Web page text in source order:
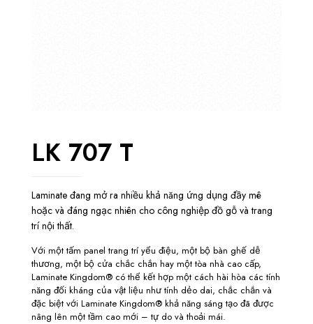
LK 707 T
Laminate đang mở ra nhiều khả năng ứng dụng đầy mê
hoặc và đáng ngạc nhiên cho công nghiệp đồ gỗ và trang
trí nội thất.
Với một tấm panel trang trí yểu điệu, một bộ bàn ghế dễ
thương, một bộ cửa chắc chắn hay một tòa nhà cao cấp,
Laminate Kingdom® có thể kết hợp một cách hài hòa các tính
năng đối kháng của vật liệu như tính dẻo dai, chắc chắn và
đặc biệt với Laminate Kingdom® khả năng sáng tạo đã được
nâng lên một tầm cao mới – tự do và thoải mái.